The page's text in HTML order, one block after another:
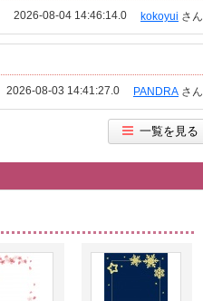
kokoyui さん
2026-08-04 14:46:14.0
PANDRA さん
2026-08-03 14:41:27.0
一覧を見る